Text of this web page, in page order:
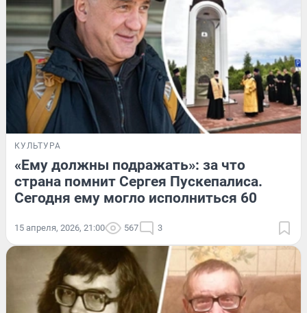
КУЛЬТУРА
«Ему должны подражать»: за что
страна помнит Сергея Пускепалиса.
Сегодня ему могло исполниться 60
15 апреля, 2026, 21:00 567 3